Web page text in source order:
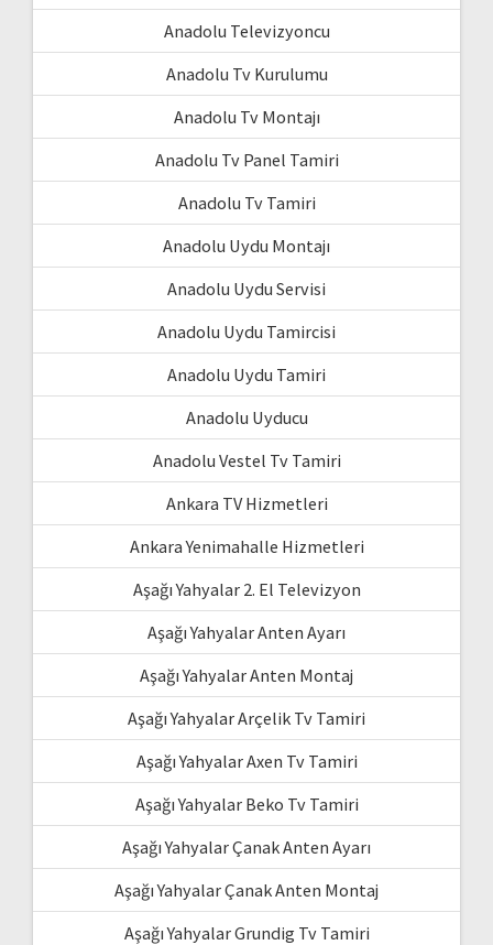
Anadolu Televizyoncu
Anadolu Tv Kurulumu
Anadolu Tv Montajı
Anadolu Tv Panel Tamiri
Anadolu Tv Tamiri
Anadolu Uydu Montajı
Anadolu Uydu Servisi
Anadolu Uydu Tamircisi
Anadolu Uydu Tamiri
Anadolu Uyducu
Anadolu Vestel Tv Tamiri
Ankara TV Hizmetleri
Ankara Yenimahalle Hizmetleri
Aşağı Yahyalar 2. El Televizyon
Aşağı Yahyalar Anten Ayarı
Aşağı Yahyalar Anten Montaj
Aşağı Yahyalar Arçelik Tv Tamiri
Aşağı Yahyalar Axen Tv Tamiri
Aşağı Yahyalar Beko Tv Tamiri
Aşağı Yahyalar Çanak Anten Ayarı
Aşağı Yahyalar Çanak Anten Montaj
Aşağı Yahyalar Grundig Tv Tamiri